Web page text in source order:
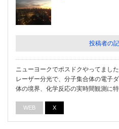
投稿者の
ニューヨークでポスドクやってまし
レーザー分光で、分子集合体の電子
体の境界、化学反応の実時間観測に
WEB X